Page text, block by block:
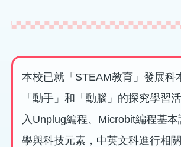
本校已就「STEAM教育」發展
「動手」和「動腦」的探究學習
入Unplug編程、Microbit編程基
學與科技元素，中英文科進行相